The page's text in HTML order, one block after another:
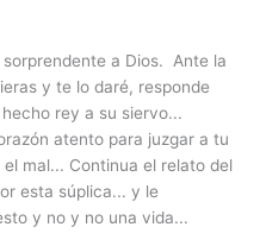
a Dios. Ante la
y te lo daré, responde
rey a su siervo...
atento para juzgar a tu
mal... Continua el relato del
esta súplica... y le
y no y no una vida...